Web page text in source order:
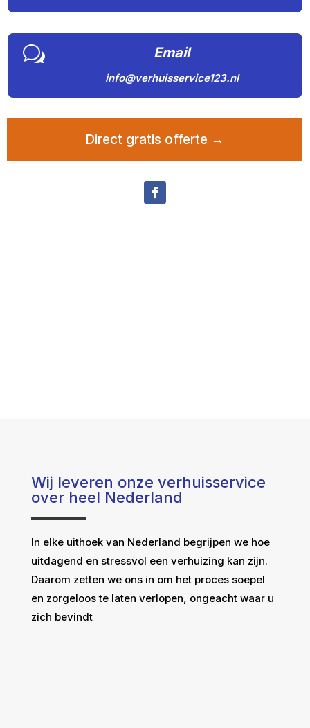
w Email
info@verhuisservice123.nl
Direct gratis offerte →
Wij leveren onze verhuisservice
over heel Nederland
In elke uithoek van Nederland begrijpen we hoe
uitdagend en stressvol een verhuizing kan zijn.
Daarom zetten we ons in om het proces soepel
en zorgeloos te laten verlopen, ongeacht waar u
zich bevindt